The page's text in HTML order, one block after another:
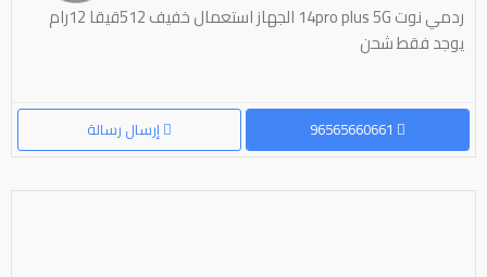
ردمي نوت 14pro plus 5G الجهاز استعمال خفيف 512قيقا 12رام
يوجد فقط شحن
إرسال رسالة